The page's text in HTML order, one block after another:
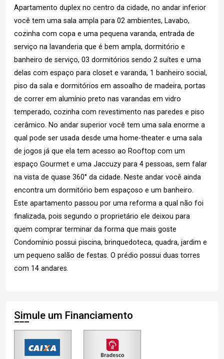
Apartamento duplex no centro da cidade, no andar inferior
você tem uma sala ampla para 02 ambientes, Lavabo,
cozinha com copa e uma pequena varanda, entrada de
serviço na lavanderia que é bem ampla, dormitório e
banheiro de serviço, 03 dormitórios sendo 2 suítes e uma
delas com espaço para closet e varanda, 1 banheiro social,
piso da sala e dormitórios em assoalho de madeira, portas
de correr em alumínio preto nas varandas em vidro
temperado, cozinha com revestimento nas paredes e piso
cerâmico. No andar superior você tem uma sala enorme a
qual pode ser usada desde uma home-theater e uma sala
de jogos já que ela tem acesso ao Rooftop com um
espaço Gourmet e uma Jaccuzy para 4 pessoas, sem falar
na vista de quase 360° da cidade. Neste andar você ainda
encontra um dormitório bem espaçoso e um banheiro.
Este apartamento passou por uma reforma a qual não foi
finalizada, pois segundo o proprietário ele deixou para
quem comprar terminar da forma que mais goste
Condomínio possui piscina, brinquedoteca, quadra, jardim e
um pequeno salão de festas. O prédio possui duas torres
com 14 andares.
Simule um Financiamento